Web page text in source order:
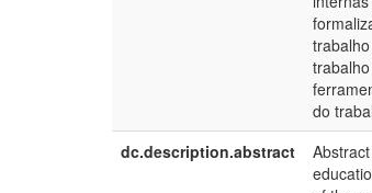
do
dc.description.abstract